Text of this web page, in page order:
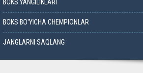
BOKS YANGILIKLARI
BOKS BO'YICHA CHEMPIONLAR
JANGLARNI SAQLANG